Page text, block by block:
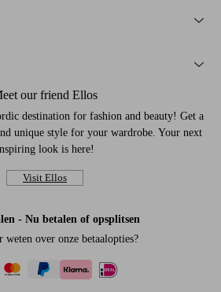
our friend Ellos
destination for fashion and beauty! Get a
unique style for your wardrobe. Your next
look is here!
Visit Ellos
- Nu betalen of opsplitsen
weten over onze betaalopties?